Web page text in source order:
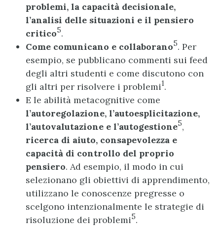
problemi, la capacità decisionale,
l’analisi delle situazioni e il pensiero
critico5.
Come comunicano e collaborano5. Per
esempio, se pubblicano commenti sui feed
degli altri studenti e come discutono con
gli altri per risolvere i problemi1.
E le abilità metacognitive come
l’autoregolazione, l’autoesplicitazione,
l’autovalutazione e l’autogestione5,
ricerca di aiuto, consapevolezza e
capacità di controllo del proprio
pensiero. Ad esempio, il modo in cui
selezionano gli obiettivi di apprendimento,
utilizzano le conoscenze pregresse o
scelgono intenzionalmente le strategie di
risoluzione dei problemi5.